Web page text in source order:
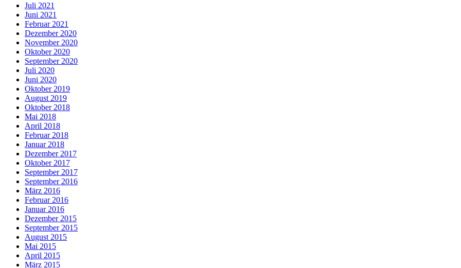
Juli 2021
Juni 2021
Februar 2021
Dezember 2020
November 2020
Oktober 2020
September 2020
Juli 2020
Juni 2020
Oktober 2019
August 2019
Oktober 2018
Mai 2018
April 2018
Februar 2018
Januar 2018
Dezember 2017
Oktober 2017
September 2017
September 2016
März 2016
Februar 2016
Januar 2016
Dezember 2015
September 2015
August 2015
Mai 2015
April 2015
März 2015